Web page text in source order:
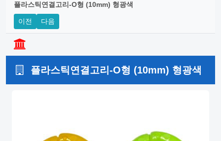
플라스틱연결고리-O형 (10mm) 형광색
이전 다음
플라스틱연결고리-O형 (10mm) 형광색